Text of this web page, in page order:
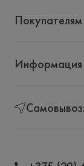
Покупателям
Информация